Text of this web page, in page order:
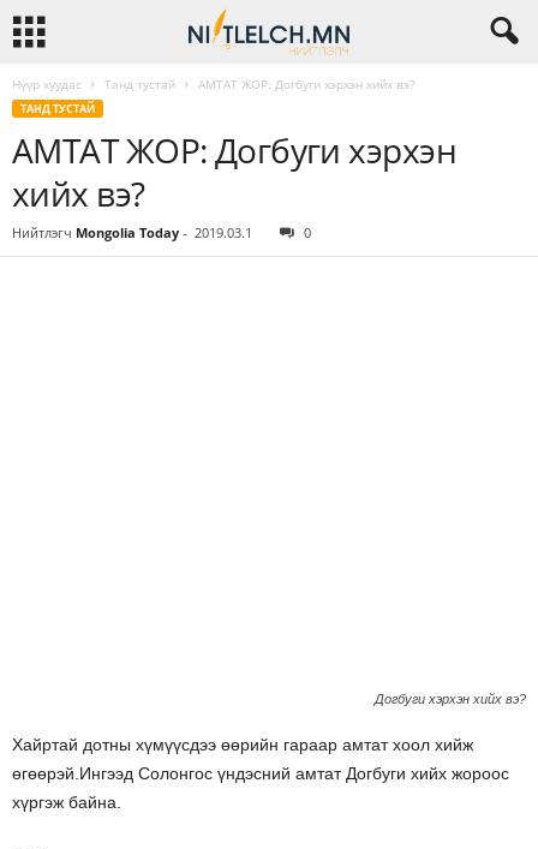
Нүүр хуудас Танд тустай АМТАТ ЖОР: Догбуги хэрхэн хийх вэ?
ТАНД ТУСТАЙ
АМТАТ ЖОР: Догбуги хэрхэн
хийх вэ?
Нийтлэгч Mongolia Today - 2019.03.1 0
Догбуги хэрхэн хийх вэ?
Хайртай дотны хүмүүсдээ өөрийн гараар амтат хоол хийж
өгөөрэй.Ингээд Солонгос үндэсний амтат Догбуги хийх жороос
хүргэж байна.